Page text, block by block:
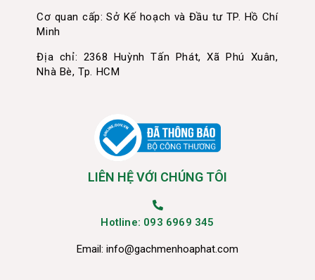
Cơ quan cấp: Sở Kế hoạch và Đầu tư TP. Hồ Chí
Minh
Địa chỉ: 2368 Huỳnh Tấn Phát, Xã Phú Xuân,
Nhà Bè, Tp. HCM
LIÊN HỆ VỚI CHÚNG TÔI
Hotline: 093 6969 345
Email: info@gachmenhoaphat.com